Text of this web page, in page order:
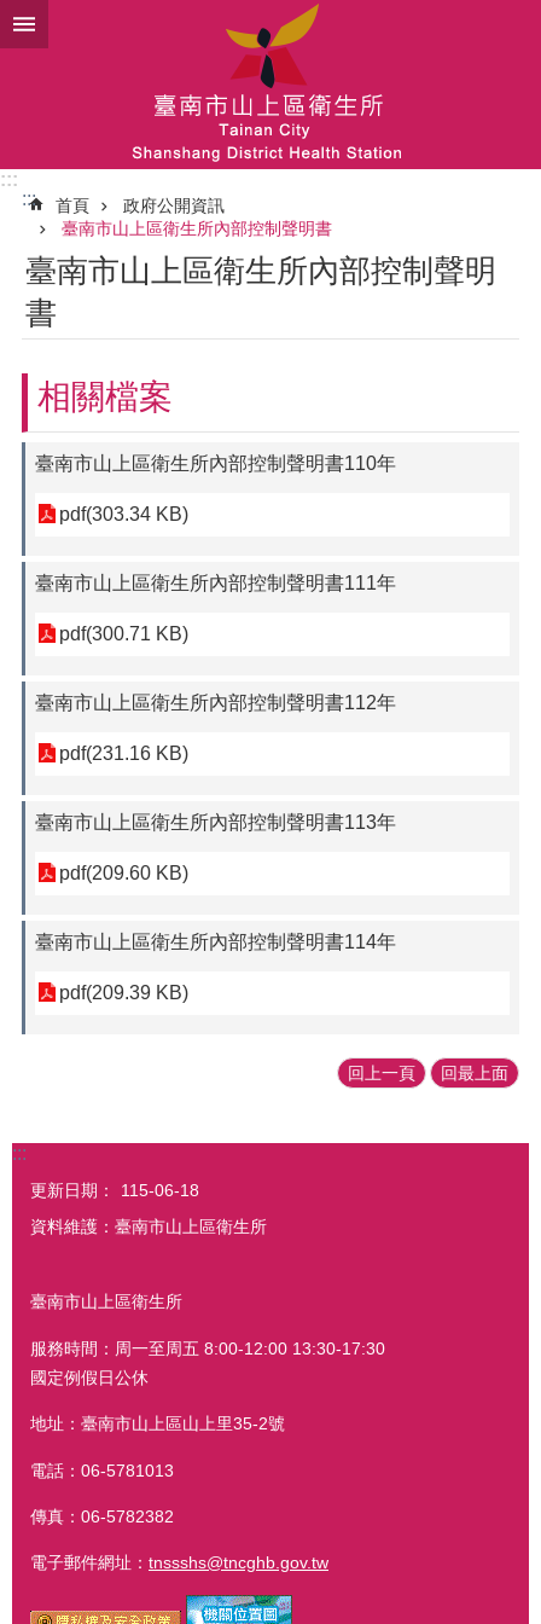
跳到主要內容區塊
:::
:::
首頁
政府公開資訊
臺南市山上區衛生所內部控制聲明書
臺南市山上區衛生所內部控制聲明
書
相關檔案
臺南市山上區衛生所內部控制聲明書110年
pdf(303.34 KB)
臺南市山上區衛生所內部控制聲明書111年
pdf(300.71 KB)
臺南市山上區衛生所內部控制聲明書112年
pdf(231.16 KB)
臺南市山上區衛生所內部控制聲明書113年
pdf(209.60 KB)
臺南市山上區衛生所內部控制聲明書114年
pdf(209.39 KB)
回上一頁 回最上面
:::
更新日期：
115-06-18
資料維護：臺南市山上區衛生所
臺南市山上區衛生所
服務時間：周一至周五 8:00-12:00 13:30-17:30
國定例假日公休
地址：臺南市山上區山上里35-2號
電話：06-5781013
傳真：06-5782382
電子郵件網址： tnssshs@tncghb.gov.tw